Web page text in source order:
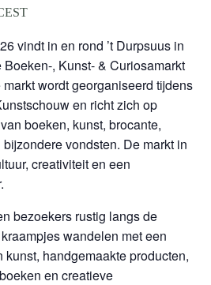
vindt in en rond ’t Durpsuus in
, Kunst- & Curiosamarkt
wordt georganiseerd tijdens
en richt zich op
boeken, kunst, brocante,
vondsten. De markt in
creativiteit en een
bezoekers rustig langs de
wandelen met een
handgemaakte producten,
en creatieve